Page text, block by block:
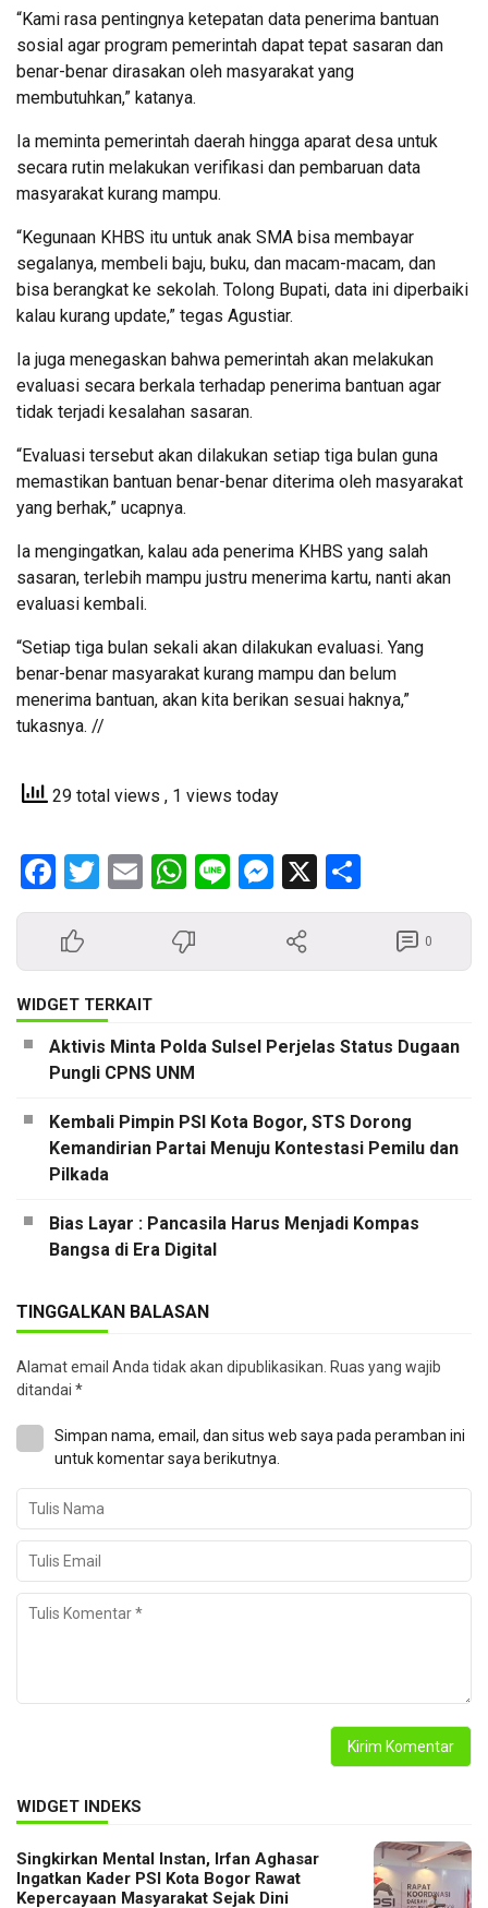
“Kami rasa pentingnya ketepatan data penerima bantuan
sosial agar program pemerintah dapat tepat sasaran dan
benar-benar dirasakan oleh masyarakat yang
membutuhkan,” katanya.
Ia meminta pemerintah daerah hingga aparat desa untuk
secara rutin melakukan verifikasi dan pembaruan data
masyarakat kurang mampu.
“Kegunaan KHBS itu untuk anak SMA bisa membayar
segalanya, membeli baju, buku, dan macam-macam, dan
bisa berangkat ke sekolah. Tolong Bupati, data ini diperbaiki
kalau kurang update,” tegas Agustiar.
Ia juga menegaskan bahwa pemerintah akan melakukan
evaluasi secara berkala terhadap penerima bantuan agar
tidak terjadi kesalahan sasaran.
“Evaluasi tersebut akan dilakukan setiap tiga bulan guna
memastikan bantuan benar-benar diterima oleh masyarakat
yang berhak,” ucapnya.
Ia mengingatkan, kalau ada penerima KHBS yang salah
sasaran, terlebih mampu justru menerima kartu, nanti akan
evaluasi kembali.
“Setiap tiga bulan sekali akan dilakukan evaluasi. Yang
benar-benar masyarakat kurang mampu dan belum
menerima bantuan, akan kita berikan sesuai haknya,”
tukasnya. //
29 total views , 1 views today
Facebook
Twitter
EmailWhatsApp
LineMessenger
X
0
WIDGET TERKAIT
Aktivis Minta Polda Sulsel Perjelas Status Dugaan
Pungli CPNS UNM
Kembali Pimpin PSI Kota Bogor, STS Dorong
Kemandirian Partai Menuju Kontestasi Pemilu dan
Pilkada
Bias Layar : Pancasila Harus Menjadi Kompas
Bangsa di Era Digital
TINGGALKAN BALASAN
Alamat email Anda tidak akan dipublikasikan. Ruas yang wajib
ditandai *
Simpan nama, email, dan situs web saya pada peramban ini
untuk komentar saya berikutnya.
WIDGET INDEKS
Singkirkan Mental Instan, Irfan Aghasar
Ingatkan Kader PSI Kota Bogor Rawat
Kepercayaan Masyarakat Sejak Dini